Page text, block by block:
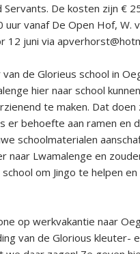
De kosten zijn €
vanaf De Open Hof, W.
12 juni via
de Glorieus school in
hier naar school
te maken. Dat doen
er behoefte aan ramen en
schoolmaterialen
Lwamalenge en
om Jingo te helpen
op werkvakantie naar
van de Glorious kleuter-